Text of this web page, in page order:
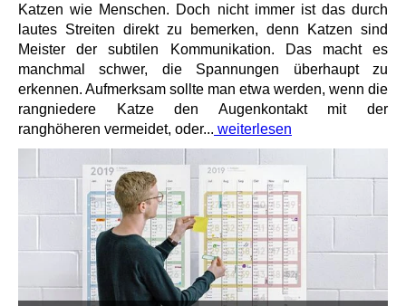
Katzen wie Menschen. Doch nicht immer ist das durch
lautes Streiten direkt zu bemerken, denn Katzen sind
Meister der subtilen Kommunikation. Das macht es
manchmal schwer, die Spannungen überhaupt zu
erkennen. Aufmerksam sollte man etwa werden, wenn die
rangniedere Katze den Augenkontakt mit der
ranghöheren vermeidet, oder... weiterlesen